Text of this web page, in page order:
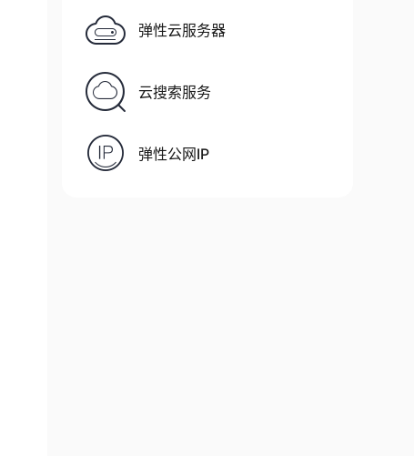
弹性云服务器
云搜索服务
弹性公网IP